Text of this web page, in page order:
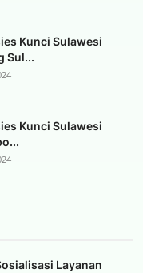
Kunci Sulawesi
Sul...
Kunci Sulawesi
Layanan